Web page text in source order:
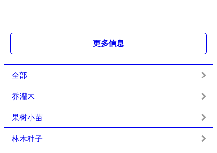
更多信息
全部
乔灌木
果树小苗
林木种子